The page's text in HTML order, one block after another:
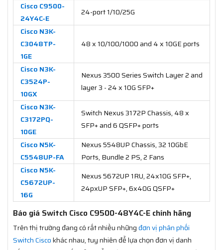
Cisco C9500-
24Y4C-E
24-port 1/10/25G
Cisco N3K-
C3048TP-
1GE
48 x 10/100/1000 and 4 x 10GE ports
Cisco N3K-
C3524P-
10GX
Nexus 3500 Series Switch Layer 2 and
layer 3 - 24 x 10G SFP+
Cisco N3K-
C3172PQ-
10GE
Switch Nexus 3172P Chassis, 48 x
SFP+ and 6 QSFP+ ports
Cisco N5K-
C5548UP-FA
Nexus 5548UP Chassis, 32 10GbE
Ports, Bundle 2 PS, 2 Fans
Cisco N5K-
C5672UP-
16G
Nexus 5672UP 1RU, 24x10G SFP+,
24pxUP SFP+, 6x40G QSFP+
Báo giá Switch Cisco C9500-48Y4C-E chính hãng
Trên thị trường đang có rất nhiều những đơn vị phân phối
Switch Ciscokhác nhau, tuy nhiên để lựa chọn đơn vị danh